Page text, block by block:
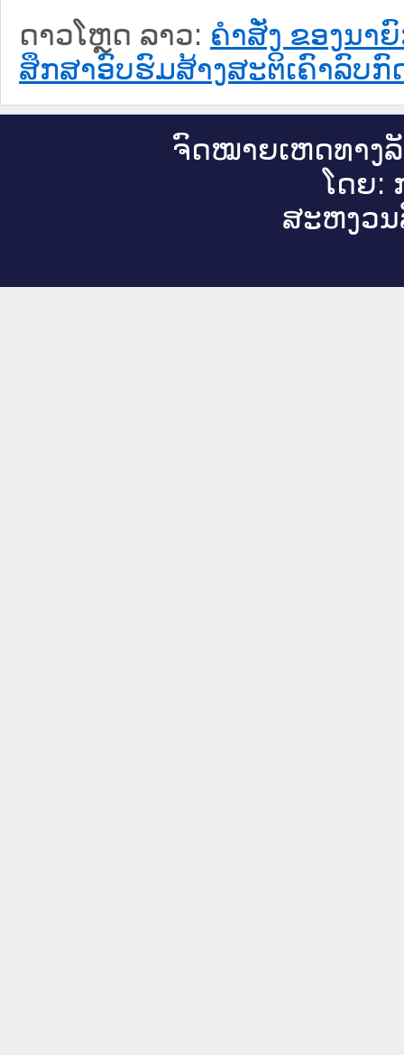
ດາວໂຫຼດ ລາວ: ຄຳສັ່ງ ຂອງນາ
ສຶກສາອົບຮົມສ້າງສະຕິເຄົາລົບ
ຈົດ​ໝາຍ​ເຫດ​ທາງ​
ໂດຍ:
ສະ​ຫງວນ​